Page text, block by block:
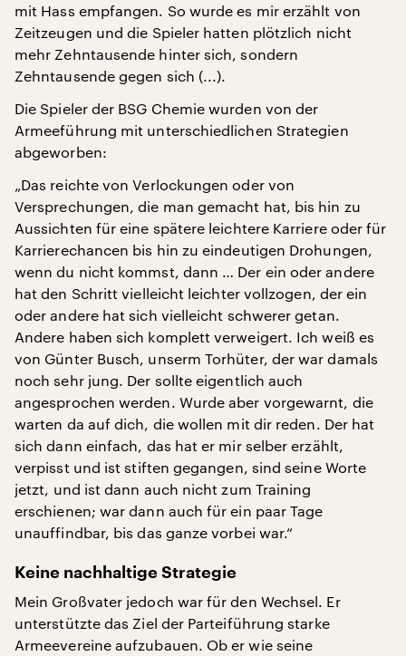
mit Hass empfangen. So wurde es mir erzählt von
Zeitzeugen und die Spieler hatten plötzlich nicht
mehr Zehntausende hinter sich, sondern
Zehntausende gegen sich (...).
Die Spieler der BSG Chemie wurden von der
Armeeführung mit unterschiedlichen Strategien
abgeworben:
„Das reichte von Verlockungen oder von
Versprechungen, die man gemacht hat, bis hin zu
Aussichten für eine spätere leichtere Karriere oder für
Karrierechancen bis hin zu eindeutigen Drohungen,
wenn du nicht kommst, dann … Der ein oder andere
hat den Schritt vielleicht leichter vollzogen, der ein
oder andere hat sich vielleicht schwerer getan.
Andere haben sich komplett verweigert. Ich weiß es
von Günter Busch, unserm Torhüter, der war damals
noch sehr jung. Der sollte eigentlich auch
angesprochen werden. Wurde aber vorgewarnt, die
warten da auf dich, die wollen mit dir reden. Der hat
sich dann einfach, das hat er mir selber erzählt,
verpisst und ist stiften gegangen, sind seine Worte
jetzt, und ist dann auch nicht zum Training
erschienen; war dann auch für ein paar Tage
unauffindbar, bis das ganze vorbei war.“
Keine nachhaltige Strategie
Mein Großvater jedoch war für den Wechsel. Er
unterstützte das Ziel der Parteiführung starke
Armeevereine aufzubauen. Ob er wie seine